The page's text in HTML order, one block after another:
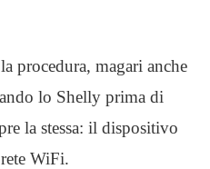
procedura, magari anche
lo Shelly prima di
la stessa: il dispositivo
WiFi.